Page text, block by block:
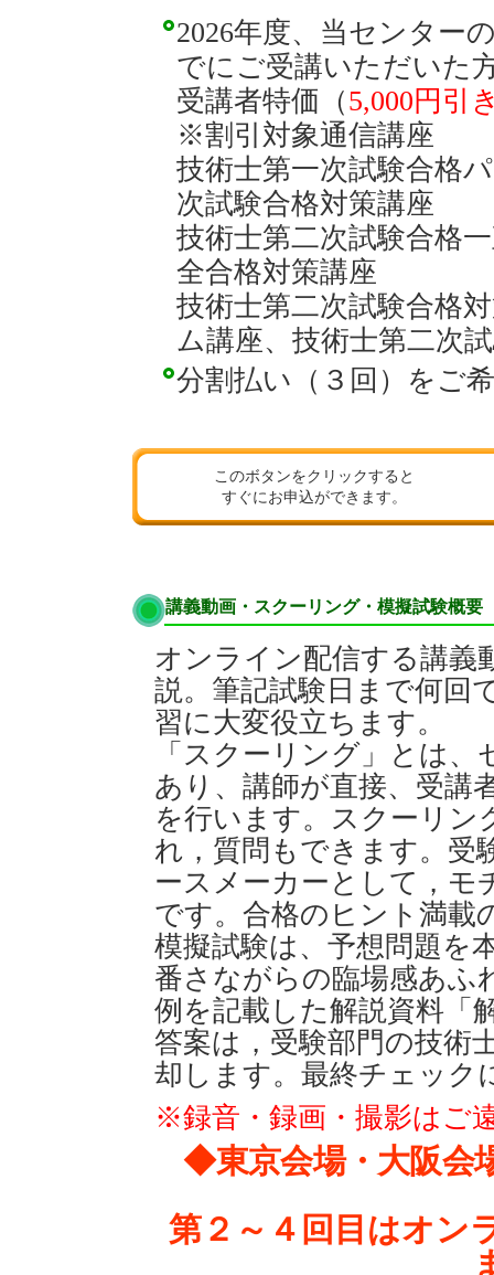
2026年度、当センター
でにご受講いただいた
受講者特価（5,000円引
※割引対象通信講座
技術士第一次試験合格
次試験合格対策講座
技術士第二次試験合格
全合格対策講座
技術士第二次試験合格
ム講座、 技術士第二次
分割払い（３回）をご
このボタンをクリックすると
すぐにお申込ができます。
講義動画・スクーリング・模擬試験概要
オンライン配信する講義
説。筆記試験日まで何回
習に大変役立ちます。
「スクーリング」とは
あり、講師が直接、受講
を行います。スクーリン
れ，質問もできます。受
ースメーカーとして，モ
です。合格のヒント満載
模擬試験は、予想問題を
番さながらの臨場感あふ
例を記載した解説資料「
答案は，受験部門の技術
却します。最終チェック
※録音・録画・撮影はご
◆東京会場・大阪会
第２～４回目はオン